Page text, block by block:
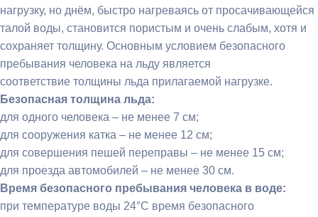
нагрузку, но днём, быстро нагреваясь от просачивающейся
талой воды, становится пористым и очень слабым, хотя и
сохраняет толщину. Основным условием безопасного
пребывания человека на льду является
соответствие толщины льда прилагаемой нагрузке.
Безопасная толщина льда:
для одного человека – не менее 7 см;
для сооружения катка – не менее 12 см;
для совершения пешей переправы – не менее 15 см;
для проезда автомобилей – не менее 30 см.
Время безопасного пребывания человека в воде:
при температуре воды 24°С время безопасного